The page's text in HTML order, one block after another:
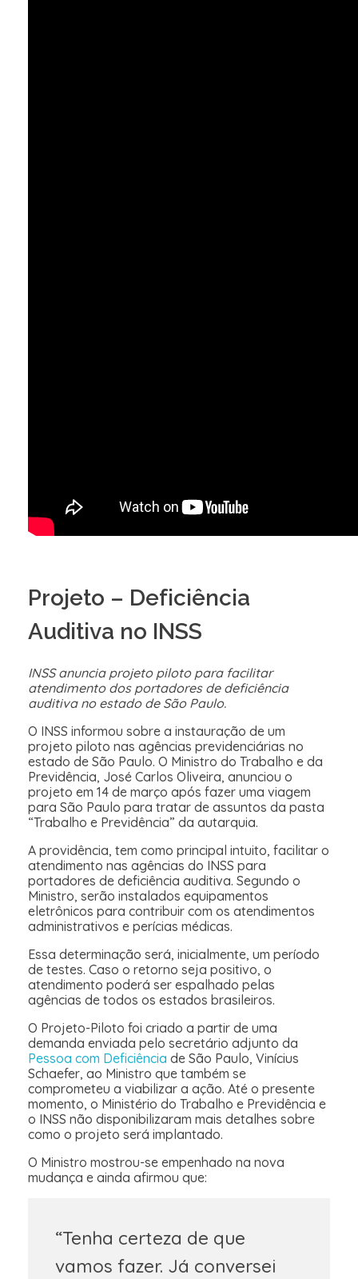
Projeto – Deficiência
Auditiva no INSS
INSS anuncia projeto piloto para facilitar
atendimento dos portadores de deficiência
auditiva no estado de São Paulo.
O INSS informou sobre a instauração de um
projeto piloto nas agências previdenciárias no
estado de São Paulo. O Ministro do Trabalho e da
Previdência, José Carlos Oliveira, anunciou o
projeto em 14 de março após fazer uma viagem
para São Paulo para tratar de assuntos da pasta
“Trabalho e Previdência” da autarquia.
A providência, tem como principal intuito, facilitar o
atendimento nas agências do INSS para
portadores de deficiência auditiva. Segundo o
Ministro, serão instalados equipamentos
eletrônicos para contribuir com os atendimentos
administrativos e perícias médicas.
Essa determinação será, inicialmente, um período
de testes. Caso o retorno seja positivo, o
atendimento poderá ser espalhado pelas
agências de todos os estados brasileiros.
O Projeto-Piloto foi criado a partir de uma
demanda enviada pelo secretário adjunto da
Pessoa com Deficiência de São Paulo, Vinícius
Schaefer, ao Ministro que também se
comprometeu a viabilizar a ação. Até o presente
momento, o Ministério do Trabalho e Previdência e
o INSS não disponibilizaram mais detalhes sobre
como o projeto será implantado.
O Ministro mostrou-se empenhado na nova
mudança e ainda afirmou que:
“Tenha certeza de que
vamos fazer. Já conversei